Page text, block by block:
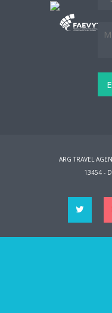
ARG TRAVEL
13454 -